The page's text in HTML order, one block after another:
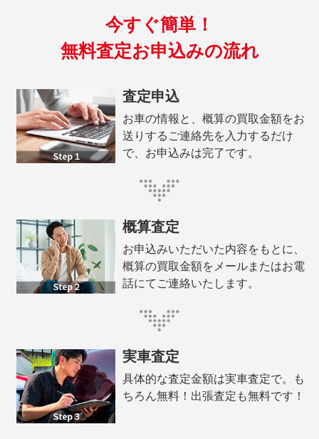
今すぐ簡単！
無料査定お申込みの流れ
査定申込
お車の情報と、概算の買取金額をお
送りするご連絡先を入力するだけ
で、お申込みは完了です。
概算査定
お申込みいただいた内容をもとに、
概算の買取金額をメールまたはお電
話にてご連絡いたします。
実車査定
具体的な査定金額は実車査定で。も
ちろん無料！出張査定も無料です！